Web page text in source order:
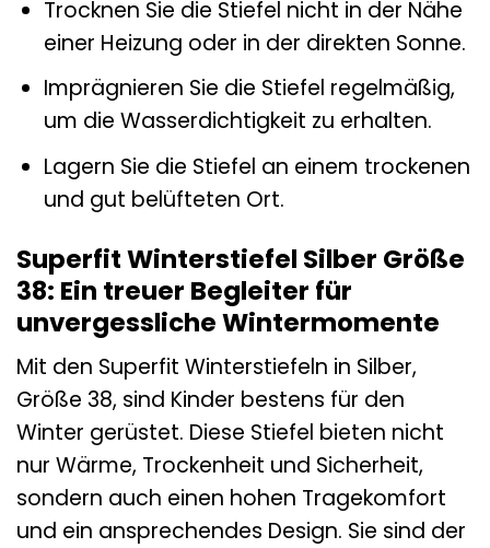
Trocknen Sie die Stiefel nicht in der Nähe
einer Heizung oder in der direkten Sonne.
Imprägnieren Sie die Stiefel regelmäßig,
um die Wasserdichtigkeit zu erhalten.
Lagern Sie die Stiefel an einem trockenen
und gut belüfteten Ort.
Superfit Winterstiefel Silber Größe
38: Ein treuer Begleiter für
unvergessliche Wintermomente
Mit den Superfit Winterstiefeln in Silber,
Größe 38, sind Kinder bestens für den
Winter gerüstet. Diese Stiefel bieten nicht
nur Wärme, Trockenheit und Sicherheit,
sondern auch einen hohen Tragekomfort
und ein ansprechendes Design. Sie sind der